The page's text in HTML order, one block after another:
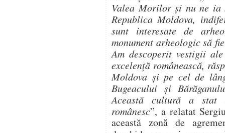
Valea Morilor și nu ne ia
Republica Moldova,
sunt interesate de
monument arheologic să
Am descoperit vestigii
excelență românească,
Moldova și pe cel de
Bugeacului și
Această cultură a stat
românesc”, a relatat
această zonă de